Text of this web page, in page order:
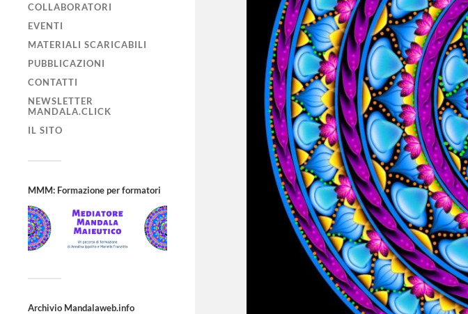
COLLABORATORI
EVENTI
MATERIALI SCARICABILI
PUBBLICAZIONI
CONTATTI
NEWSLETTER
MANDALA.CLICK
IL SITO
MMM: Formazione per formatori
Archivio Mandalaweb.info